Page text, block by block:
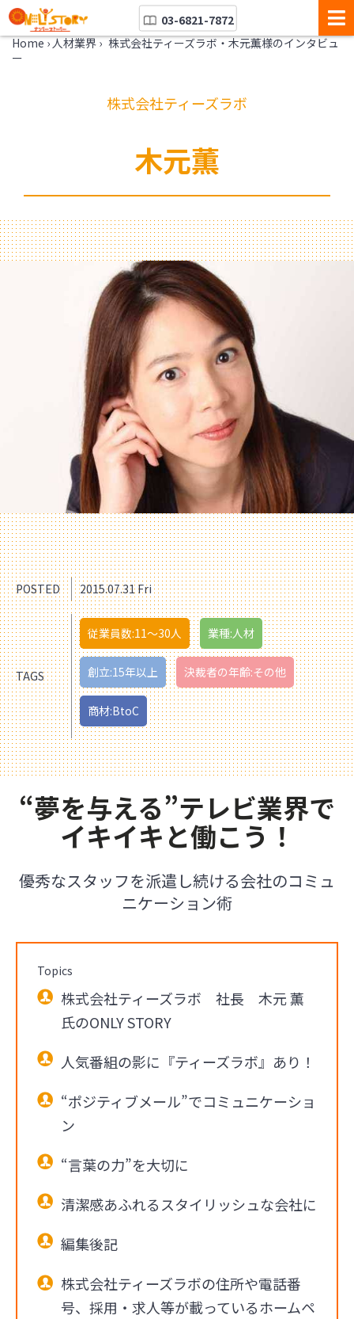
03-6821-7872
Home › 人材業界 › 株式会社ティーズラボ・木元薫様のインタビュ
ー
株式会社ティーズラボ
木元薫
POSTED 2015.07.31 Fri
TAGS
従業員数:11〜30人 業種:人材
創立:15年以上 決裁者の年齢:その他
商材:BtoC
“夢を与える”テレビ業界で
イキイキと働こう！
優秀なスタッフを派遣し続ける会社のコミュ
ニケーション術
Topics
株式会社ティーズラボ 社長 木元 薫
氏のONLY STORY
人気番組の影に『ティーズラボ』あり！
“ポジティブメール”でコミュニケーショ
ン
“言葉の力”を大切に
清潔感あふれるスタイリッシュな会社に
編集後記
株式会社ティーズラボの住所や電話番
号、採用・求人等が載っているホームペ